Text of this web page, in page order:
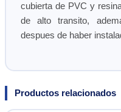
cubierta de PVC y
de alto transito,
despues de haber
Productos relacionados